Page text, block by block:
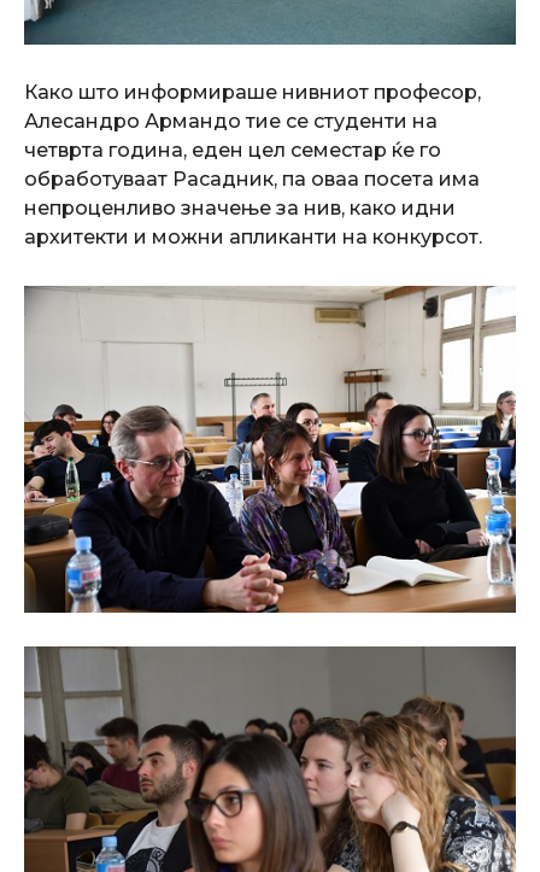
Како што информираше нивниот професор,
Алесандро Армандо тие се студенти на
четврта година, еден цел семестар ќе го
обработуваат Расадник, па оваа посета има
непроценливо значење за нив, како идни
архитекти и можни апликанти на конкурсот.